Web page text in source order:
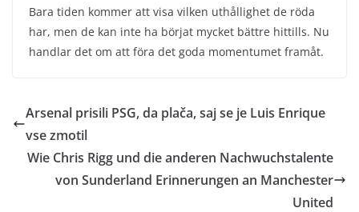
Bara tiden kommer att visa vilken uthållighet de röda
har, men de kan inte ha börjat mycket bättre hittills. Nu
handlar det om att föra det goda momentumet framåt.
Arsenal prisili PSG, da plača, saj se je Luis Enrique
vse zmotil
Wie Chris Rigg und die anderen Nachwuchstalente
von Sunderland Erinnerungen an Manchester
United